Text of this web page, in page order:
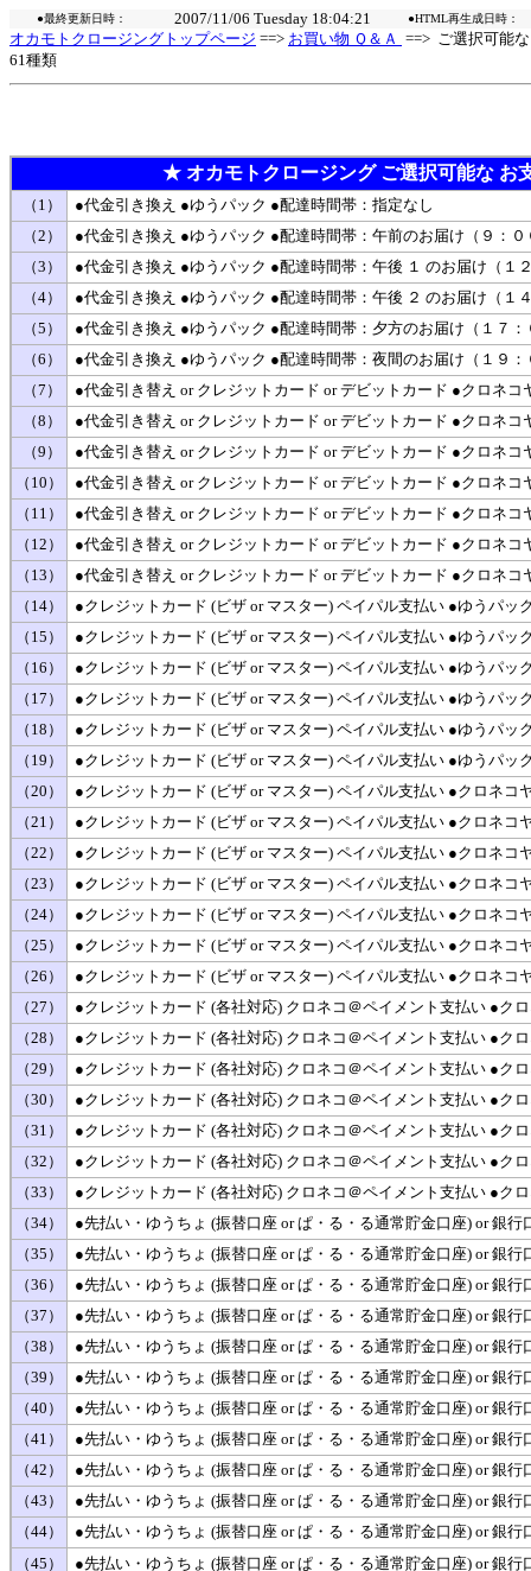
●最終更新日時： 2007/11/06 Tuesday 18:04:21 ●HTML再生成日時：
オカモトクロージングトップページ ==> お買い物 Ｑ＆Ａ ==> ご選択可能
61種類
★ オカモトクロージング ご選択可能な お
（1）
●代金引き換え ●ゆうパック ●配達時間帯：指定なし
（2）
●代金引き換え ●ゆうパック ●配達時間帯：午前のお届け（９：
（3）
●代金引き換え ●ゆうパック ●配達時間帯：午後 １ のお届け（１
（4）
●代金引き換え ●ゆうパック ●配達時間帯：午後 ２ のお届け（１
（5）
●代金引き換え ●ゆうパック ●配達時間帯：夕方のお届け（１７
（6）
●代金引き換え ●ゆうパック ●配達時間帯：夜間のお届け（１９
（7）
●代金引き替え or クレジットカード or デビットカード ●クロネ
（8）
●代金引き替え or クレジットカード or デビットカード ●クロネ
（9）
●代金引き替え or クレジットカード or デビットカード ●クロネ
（10）
●代金引き替え or クレジットカード or デビットカード ●クロネ
（11）
●代金引き替え or クレジットカード or デビットカード ●クロネ
（12）
●代金引き替え or クレジットカード or デビットカード ●クロネ
（13）
●代金引き替え or クレジットカード or デビットカード ●クロネ
（14）
●クレジットカード (ビザ or マスター) ペイパル支払い ●ゆうパッ
（15）
●クレジットカード (ビザ or マスター) ペイパル支払い ●ゆうパ
（16）
●クレジットカード (ビザ or マスター) ペイパル支払い ●ゆうパ
（17）
●クレジットカード (ビザ or マスター) ペイパル支払い ●ゆうパ
（18）
●クレジットカード (ビザ or マスター) ペイパル支払い ●ゆうパ
（19）
●クレジットカード (ビザ or マスター) ペイパル支払い ●ゆうパ
（20）
●クレジットカード (ビザ or マスター) ペイパル支払い ●クロネコ
（21）
●クレジットカード (ビザ or マスター) ペイパル支払い ●クロネ
（22）
●クレジットカード (ビザ or マスター) ペイパル支払い ●クロネ
（23）
●クレジットカード (ビザ or マスター) ペイパル支払い ●クロネ
（24）
●クレジットカード (ビザ or マスター) ペイパル支払い ●クロネ
（25）
●クレジットカード (ビザ or マスター) ペイパル支払い ●クロネ
（26）
●クレジットカード (ビザ or マスター) ペイパル支払い ●クロネ
（27）
●クレジットカード (各社対応) クロネコ＠ペイメント支払い ●ク
（28）
●クレジットカード (各社対応) クロネコ＠ペイメント支払い ●ク
（29）
●クレジットカード (各社対応) クロネコ＠ペイメント支払い ●ク
（30）
●クレジットカード (各社対応) クロネコ＠ペイメント支払い ●ク
（31）
●クレジットカード (各社対応) クロネコ＠ペイメント支払い ●ク
（32）
●クレジットカード (各社対応) クロネコ＠ペイメント支払い ●ク
（33）
●クレジットカード (各社対応) クロネコ＠ペイメント支払い ●ク
（34）
●先払い・ゆうちょ (振替口座 or ぱ・る・る通常貯金口座) or 銀
（35）
●先払い・ゆうちょ (振替口座 or ぱ・る・る通常貯金口座) or 銀
（36）
●先払い・ゆうちょ (振替口座 or ぱ・る・る通常貯金口座) or 銀
（37）
●先払い・ゆうちょ (振替口座 or ぱ・る・る通常貯金口座) or 銀
（38）
●先払い・ゆうちょ (振替口座 or ぱ・る・る通常貯金口座) or 銀
（39）
●先払い・ゆうちょ (振替口座 or ぱ・る・る通常貯金口座) or 銀
（40）
●先払い・ゆうちょ (振替口座 or ぱ・る・る通常貯金口座) or 銀
（41）
●先払い・ゆうちょ (振替口座 or ぱ・る・る通常貯金口座) or 銀
（42）
●先払い・ゆうちょ (振替口座 or ぱ・る・る通常貯金口座) or 銀
（43）
●先払い・ゆうちょ (振替口座 or ぱ・る・る通常貯金口座) or 銀
（44）
●先払い・ゆうちょ (振替口座 or ぱ・る・る通常貯金口座) or 銀
（45）
●先払い・ゆうちょ (振替口座 or ぱ・る・る通常貯金口座) or 銀